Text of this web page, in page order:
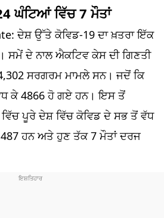
ਘੰਟਿਆਂ ਵਿੱਚ 7 ​​ਮੌਤਾਂ
ਦੇਸ਼ ਉੱਤੇ ਕੋਵਿਡ-19 ਦਾ ਖ਼ਤਰਾ ਇੱਕ
ਸਮੇਂ ਦੇ ਨਾਲ ਐਕਟਿਵ ਕੇਸ ਦੀ ਗਿਣਤੀ
ਸਰਗਰਮ ਮਾਮਲੇ ਸਨ। ਜਦੋਂ ਕਿ
ਕੇ 4866 ਹੋ ਗਏ ਹਨ। ਇਸ ਤੋਂ
ਪੂਰੇ ਦੇਸ਼ ਵਿੱਚ ਕੋਵਿਡ ਦੇ ਸਭ ਤੋਂ ਵੱਧ
ਹਨ ਅਤੇ ਹੁਣ ਤੱਕ 7 ਮੌਤਾਂ ਦਰਜ